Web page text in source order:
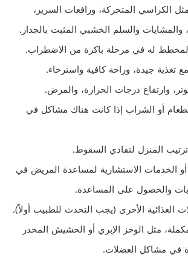
مثل الكراسي المتحركة، ورافعات السرير،
والسلم الخشبي المثبت بالجدار.
المخطط له في مرحلة باكرة من الاضطراب.
جيدة، وراحة كافية واسترخاء.
وارتفاع درجات الحرارة، والمرض.
أو الشراب إذا كانت هناك مشاكل في
المنزل لتفادي السقوط.
أو الخدمات الاستشارية لمساعدة المريض في
والحصول على المساعدة.
الغذائية الأخرى (يجب التحدث للطبيب أولاً).
مثل الوخز الإبري أو الحشيش المخدر